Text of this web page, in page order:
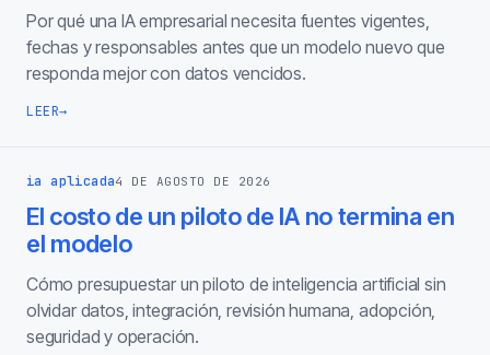
Por qué una IA empresarial necesita fuentes vigentes,
fechas y responsables antes que un modelo nuevo que
responda mejor con datos vencidos.
LEER→
ia aplicada4 DE AGOSTO DE 2026
El costo de un piloto de IA no termina en
el modelo
Cómo presupuestar un piloto de inteligencia artificial sin
olvidar datos, integración, revisión humana, adopción,
seguridad y operación.